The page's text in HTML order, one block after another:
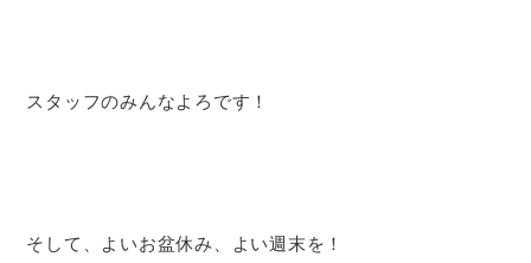
スタッフのみんなよろです！
そして、よいお盆休み、よい週末を！